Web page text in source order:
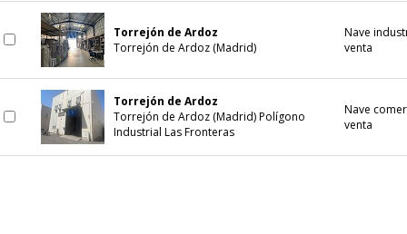
Torrejón de Ardoz
Torrejón de Ardoz (Madrid)
Nave
venta
Torrejón de Ardoz
Torrejón de Ardoz (Madrid) Polígono
Industrial Las Fronteras
Nave
venta